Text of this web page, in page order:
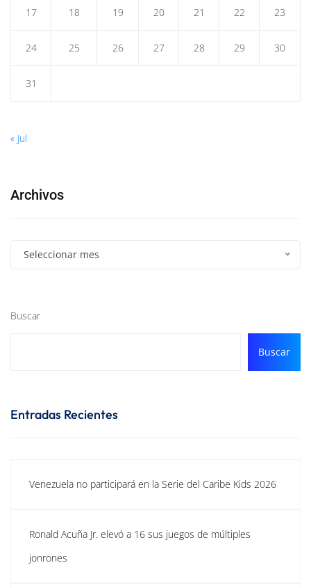
17 18 19 20 21 22 23
24 25 26 27 28 29 30
31
« Jul
Archivos
Seleccionar mes
Buscar
Buscar
Entradas Recientes
Venezuela no participará en la Serie del Caribe Kids 2026
Ronald Acuña Jr. elevó a 16 sus juegos de múltiples
jonrones